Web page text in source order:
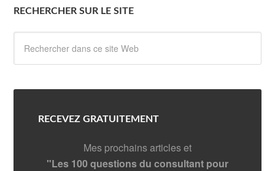
RECHERCHER SUR LE SITE
RECEVEZ GRATUITEMENT
Mes prochains articles et
"Les 100 questions du consultant pour